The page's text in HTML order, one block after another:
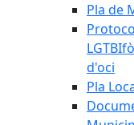
Pla de
d'oci
Pla